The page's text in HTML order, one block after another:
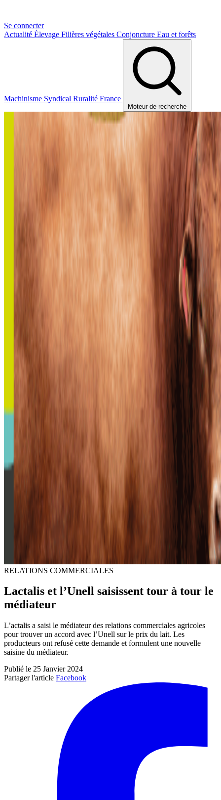
Se connecter
Actualité Élevage Filières végétales Conjoncture Eau et forêts
Machinisme Syndical Ruralité France
Moteur de recherche
RELATIONS COMMERCIALES
Lactalis et l’Unell saisissent tour à tour le
médiateur
L’actalis a saisi le médiateur des relations commerciales agricoles
pour trouver un accord avec l’Unell sur le prix du lait. Les
producteurs ont refusé cette demande et formulent une nouvelle
saisine du médiateur.
Publié le 25 Janvier 2024
Partager l'article Facebook